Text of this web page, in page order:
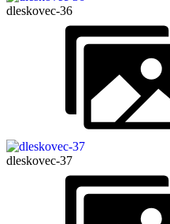
dleskovec-36
dleskovec-37